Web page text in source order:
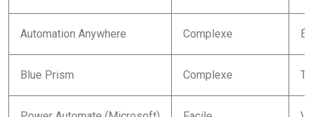
Automation Anywhere Complexe
Blue Prism Complexe